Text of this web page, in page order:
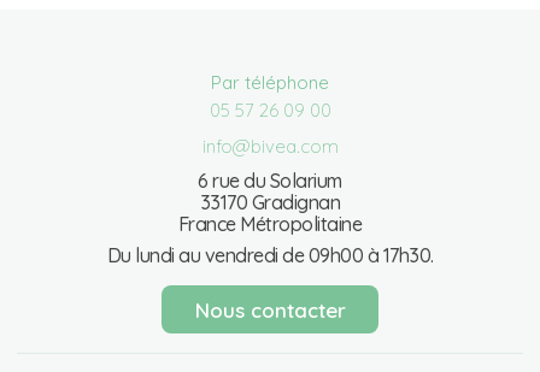
Par téléphone
05 57 26 09 00
info@bivea.com
6 rue du Solarium
33170 Gradignan
France Métropolitaine
Du lundi au vendredi de 09h00 à 17h30.
Nous contacter